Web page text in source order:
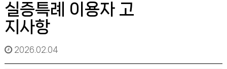
실증특례 이용자 고
지사항
2026.02.04